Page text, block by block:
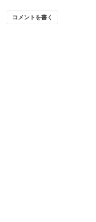
コメントを書く